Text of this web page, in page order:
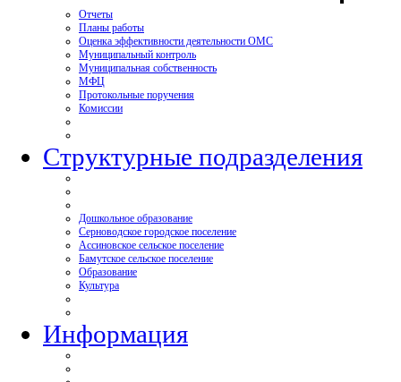
Отчеты
Планы работы
Оценка эффективности деятельности ОМС
Муниципальный контроль
Муниципальная собственность
МФЦ
Протокольные поручения
Комиссии
Структурные подразделения
Дошкольное образование
Серноводское городское поселение
Ассиновское сельское поселение
Бамутское сельское поселение
Образование
Культура
Информация